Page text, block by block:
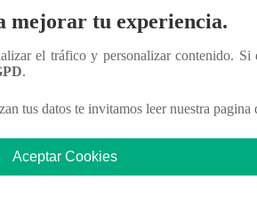
mejorar tu experiencia.
el tráfico y personalizar contenido. Si
.
tus datos te invitamos leer nuestra pagina
Aceptar Cookies